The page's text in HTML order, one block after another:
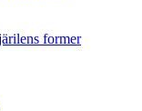
former